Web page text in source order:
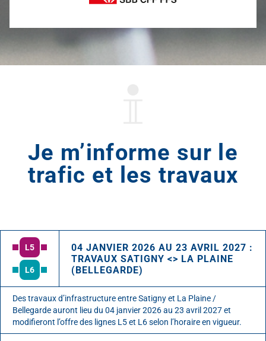
Je m’informe sur le
trafic et les travaux
L5
L6
04 JANVIER 2026 AU 23 AVRIL 2027 :
TRAVAUX SATIGNY <> LA PLAINE
(BELLEGARDE)
Des travaux d’infrastructure entre Satigny et La Plaine /
Bellegarde auront lieu du 04 janvier 2026 au 23 avril 2027 et
modifieront l’offre des lignes L5 et L6 selon l’horaire en vigueur.